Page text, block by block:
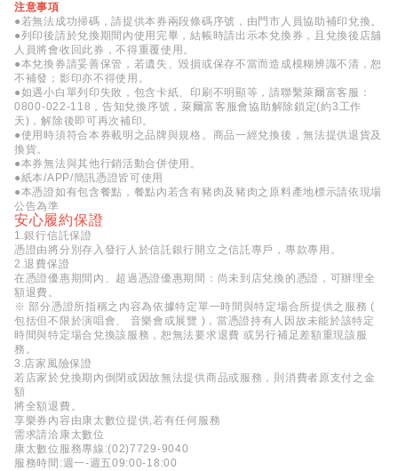
注意事項
●若無法成功掃碼，請提供本券兩段條碼序號，由門市人員協助補印兌換。
●列印後請於兌換期間內使用完畢，結帳時請出示本兌換券，且兌換後店舖
人員將會收回此券，不得重覆使用。
●本兌換券請妥善保管，若遺失、毀損或保存不當而造成模糊辨識不清，恕
不補發；影印亦不得使用。
●如遇小白單列印失敗，包含卡紙、印刷不明顯等，請聯繫萊爾富客服：
0800-022-118，告知兌換序號，萊爾富客服會協助解除鎖定(約3工作
天)，解除後即可再次補印。
●使用時須符合本券載明之品牌與規格。商品一經兌換後，無法提供退貨及
換貨。
●本券無法與其他行銷活動合併使用。
●紙本/APP/簡訊憑證皆可使用
●本憑證如有包含餐點，餐點內若含有豬肉及豬肉之原料產地標示請依現場
公告為準
安心履約保證
1.銀行信託保證
憑證由將分別存入發行人於信託銀行開立之信託專戶，專款專用。
2.退費保證
在憑證優惠期間內、超過憑證優惠期間：尚未到店兌換的憑證，可辦理全
額退費。
※ 部分憑證所指稱之內容為依據特定單一時間與特定場合所提供之服務 (
包括但不限於演唱會、 音樂會或展覽 )，當憑證持有人因故未能於該特定
時間與特定場合兌換該服務，恕無法要求退費 或另行補足差額重現該服
務。
3.店家風險保證
若店家於兌換期內倒閉或因故無法提供商品或服務，則消費者原支付之金
額
將全額退費。
享樂券內容由康太數位提供,若有任何服務
需求請洽康太數位
康太數位服務專線:(02)7729-9040
服務時間:週一-週五09:00-18:00